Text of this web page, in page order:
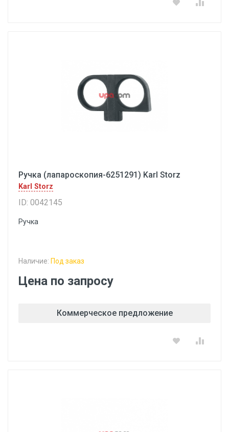
Ручка (лапароскопия-6251291) Karl Storz
Karl Storz
ID: 0042145
Ручка
Наличие: Под заказ
Цена по запросу
Коммерческое предложение